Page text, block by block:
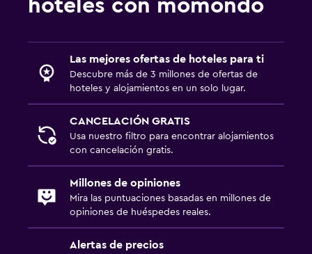
hoteles con momondo
Las mejores ofertas de hoteles para ti
Descubre más de 3 millones de ofertas de
hoteles y alojamientos en un solo lugar.
CANCELACIÓN GRATIS
Usa nuestro filtro para encontrar alojamientos
con cancelación gratis.
Millones de opiniones
Mira las puntuaciones basadas en millones de
opiniones de huéspedes reales.
Alertas de precios